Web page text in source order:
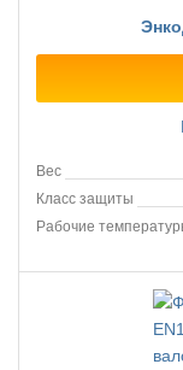
Вес
Класс защиты
Рабочие